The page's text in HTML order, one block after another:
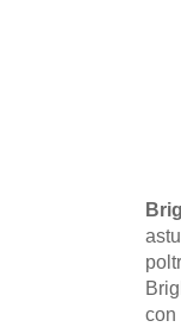
con